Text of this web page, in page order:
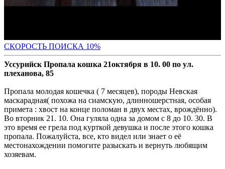
СКОРОСТЬ ПОИСКА 10%
Уссурийск Пропала кошка 21октября в 10. 00 по ул.
плеханова, 85
Пропала молодая кошечка ( 7 месяцев), породы Невская
маскарадная( похожа на сиамскую, длинношерстная, особая
примета : хвост на конце поломан в двух местах, врождённо).
Во вторник 21. 10. Она гуляла одна за домом с 8 до 10. 30. В
это время ее грела под курткой девушка и после этого кошка
пропала. Пожалуйста, все, кто видел или знает о её
местонахождении помогите разыскать и вернуть любящим
хозяевам.